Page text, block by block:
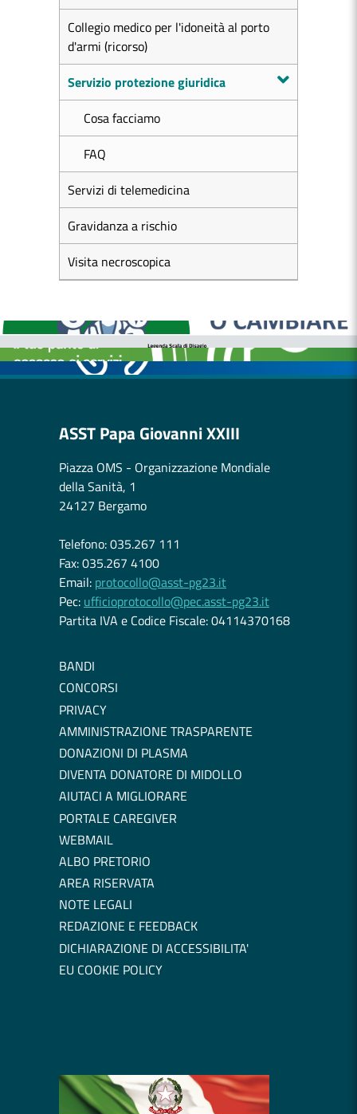
Collegio medico per l'idoneità al porto
d'armi (ricorso)
Servizio protezione giuridica
Cosa facciamo
FAQ
Servizi di telemedicina
Gravidanza a rischio
Visita necroscopica
BOLLETTINI DISAGIO DA CALORE
CASE DI COMUNITÀ
OSPEDALE DI COMUNITÀ
ASST Papa Giovanni XXIII
Piazza OMS - Organizzazione Mondiale
della Sanità, 1
24127 Bergamo
Telefono: 035.267 111
Fax: 035.267 4100
Email: protocollo@asst-pg23.it
Pec: ufficioprotocollo@pec.asst-pg23.it
Partita IVA e Codice Fiscale: 04114370168
BANDI
CONCORSI
PRIVACY
AMMINISTRAZIONE TRASPARENTE
DONAZIONI DI PLASMA
DIVENTA DONATORE DI MIDOLLO
AIUTACI A MIGLIORARE
PORTALE CAREGIVER
WEBMAIL
ALBO PRETORIO
AREA RISERVATA
NOTE LEGALI
REDAZIONE E FEEDBACK
DICHIARAZIONE DI ACCESSIBILITA'
EU COOKIE POLICY